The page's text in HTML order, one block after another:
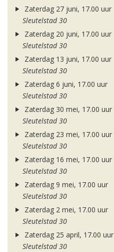
Zaterdag 27 juni, 17.00 uur
Sleutelstad 30
Zaterdag 20 juni, 17.00 uur
Sleutelstad 30
Zaterdag 13 juni, 17.00 uur
Sleutelstad 30
Zaterdag 6 juni, 17.00 uur
Sleutelstad 30
Zaterdag 30 mei, 17.00 uur
Sleutelstad 30
Zaterdag 23 mei, 17.00 uur
Sleutelstad 30
Zaterdag 16 mei, 17.00 uur
Sleutelstad 30
Zaterdag 9 mei, 17.00 uur
Sleutelstad 30
Zaterdag 2 mei, 17.00 uur
Sleutelstad 30
Zaterdag 25 april, 17.00 uur
Sleutelstad 30